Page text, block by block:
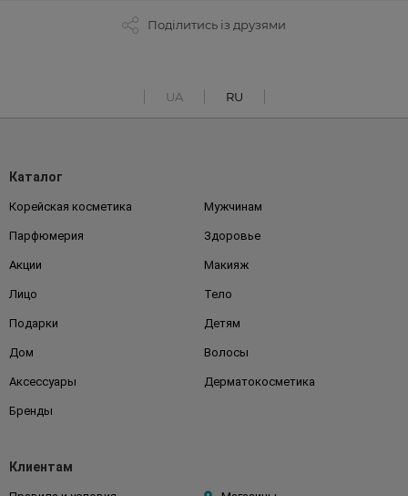
Поділитись із друзями
UA RU
Каталог
Корейская косметика Мужчинам
Парфюмерия Здоровье
Акции Макияж
Лицо Тело
Подарки Детям
Дом Волосы
Аксессуары Дерматокосметика
Бренды
Клиентам